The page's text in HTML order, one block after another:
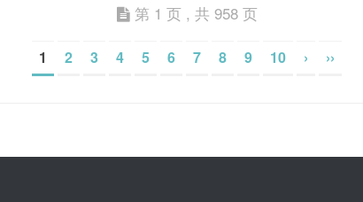
第 1 页 , 共 958 页
1 2 3 4 5 6 7 8 9 10 › ››